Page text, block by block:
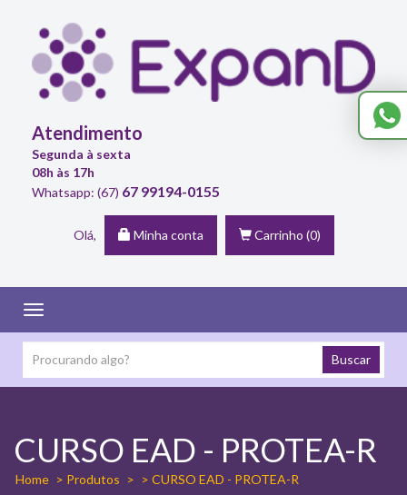
Atendimento
Segunda à sexta
08h às 17h
Whatsapp: (67) 67 99194-0155
Olá, Minha conta Carrinho (0)
Toggle
navigation
Buscar
CURSO EAD - PROTEA-R
Home > Produtos > > CURSO EAD - PROTEA-R